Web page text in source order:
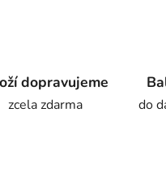
dopravujeme
zcela zdarma
do